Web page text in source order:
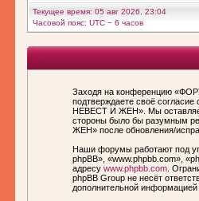
Текущее время: 05 авг 2026, 23:04
Часовой пояс: UTC − 6 часов
Заходя на конференцию
подтверждаете своё
НЕВЕСТ И ЖЕН». Мы оставляем
стороны было бы разумным
ЖЕН» после обновления/
Наши форумы работают под
phpBB», «www.phpbb.com»,
адресу www.phpbb.com .
phpBB Group не несёт
дополнительной